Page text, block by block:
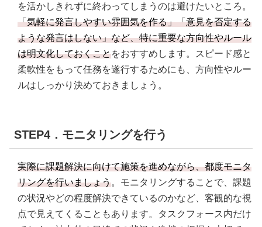
を活かしきれずに終わってしまうのは避けたいところ。
「気軽に発言しやすい雰囲気を作る」「意見を否定する
ような発言はしない」など、特に重要な方向性やルール
は明文化しておくことをおすすめします。スピード感と
柔軟性をもって任務を遂行するためにも、方向性やルー
ルはしっかり決めておきましょう。
STEP4．モニタリングを行う
実際に課題解決に向けて施策を進めながら、都度モニタ
リングを行いましょう。モニタリングすることで、課題
の状況やどの程度解決できているのかなど、客観的な視
点で見えてくることもあります。タスクフォース内だけ